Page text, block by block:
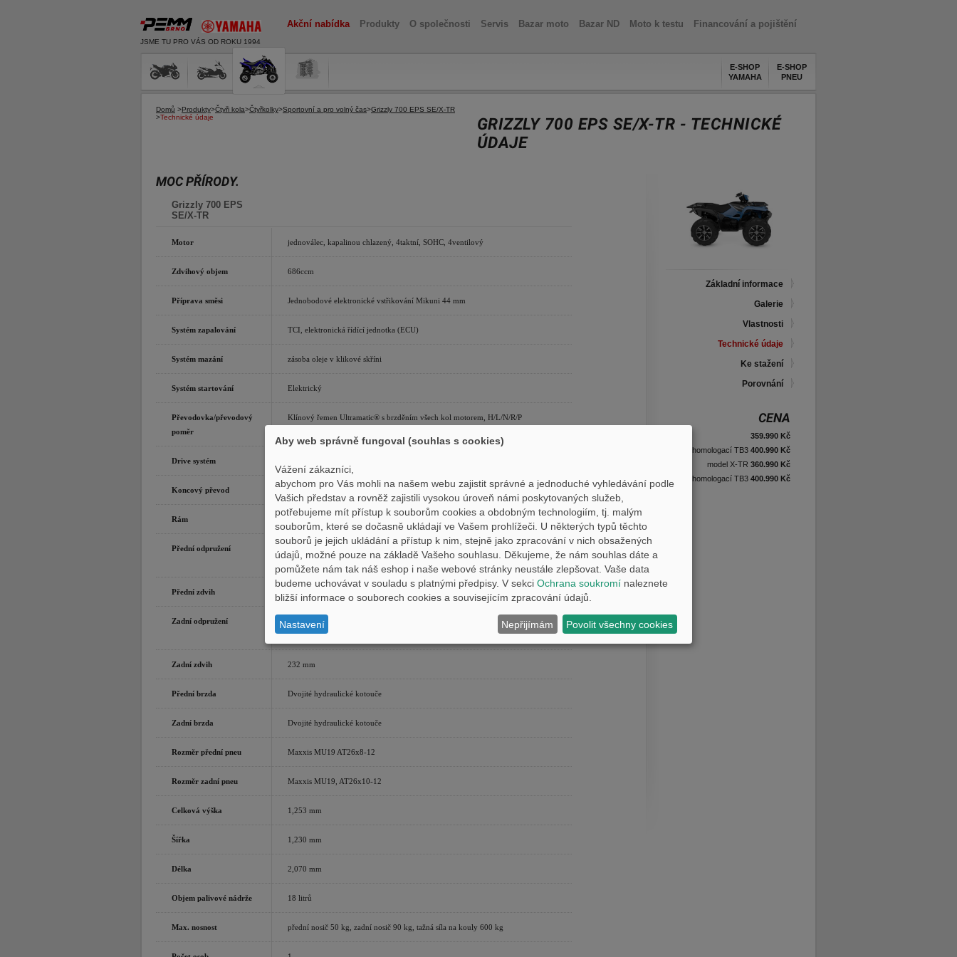
JSME TU PRO VÁS OD ROKU 1994
Akční nabídka Produkty O společnosti Servis Bazar moto Bazar ND Moto k testu Financování a pojištění
E-SHOP
YAMAHA
E-SHOP
PNEU
Domů >Produkty>Čtyři kola>Čtyřkolky>Sportovní a pro volný čas>Grizzly 700 EPS SE/X-TR
>Technické údaje
GRIZZLY 700 EPS SE/X-TR - TECHNICKÉ
ÚDAJE
MOC PŘÍRODY.
Grizzly 700 EPS
SE/X-TR
Motor jednoválec, kapalinou chlazený, 4taktní, SOHC, 4ventilový
Zdvihový objem 686ccm
Příprava směsi Jednobodové elektronické vstřikování Mikuni 44 mm
Systém zapalování TCI, elektronická řídící jednotka (ECU)
Systém mazání zásoba oleje v klikové skříni
Systém startování Elektrický
Převodovka/převodový
poměr
Klínový řemen Ultramatic® s brzděním všech kol motorem, H/L/N/R/P
Drive systém
Koncový převod Kardan
Rám Trubkový
Přední odpružení
Nezávislé dvojité trojúhelníkové rameno, 5polohové nastavení předběžného
zatížení, Zdvih 180 mm
Přední zdvih
Zadní odpružení
Nezávislé dvojité trojúhelníkové rameno, 5polohové nastavení předběžného
zatížení, Zdvih 230 mm
Zadní zdvih 232 mm
Přední brzda Dvojité hydraulické kotouče
Zadní brzda Dvojité hydraulické kotouče
Rozměr přední pneu Maxxis MU19 AT26x8-12
Rozměr zadní pneu Maxxis MU19, AT26x10-12
Celková výška 1,253 mm
Šířka 1,230 mm
Délka 2,070 mm
Objem palivové nádrže 18 litrů
Max. nosnost přední nosič 50 kg, zadní nosič 90 kg, tažná síla na kouly 600 kg
Základní informace
Galerie
Vlastnosti
Technické údaje
Ke stažení
Porovnání
CENA
359.990 Kč
s homologací TB3 400.990 Kč
model X-TR 360.990 Kč
s homologací TB3 400.990 Kč
Aby web správně fungoval (souhlas s cookies)
Vážení zákazníci,
abychom pro Vás mohli na našem webu zajistit správné a jednoduché vyhledávání podle
Vašich představ a rovněž zajistili vysokou úroveň námi poskytovaných služeb,
potřebujeme mít přístup k souborům cookies a obdobným technologiím, tj. malým
souborům, které se dočasně ukládají ve Vašem prohlížeči. U některých typů těchto
souborů je jejich ukládání a přístup k nim, stejně jako zpracování v nich obsažených
údajů, možné pouze na základě Vašeho souhlasu. Děkujeme, že nám souhlas dáte a
pomůžete nám tak náš eshop i naše webové stránky neustále zlepšovat. Vaše data
budeme uchovávat v souladu s platnými předpisy. V sekci Ochrana soukromí naleznete
bližší informace o souborech cookies a souvisejícím zpracování údajů.
Nastavení Nepřijímám Povolit všechny cookies